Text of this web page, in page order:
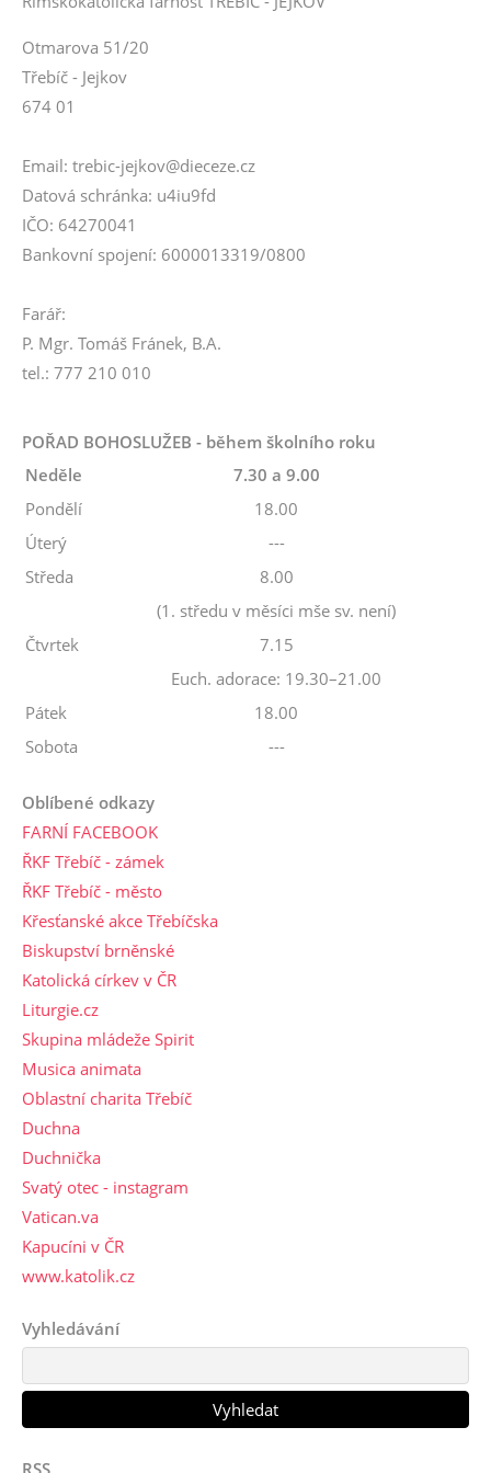
Otmarova 51/20
Třebíč - Jejkov
674 01
Email: trebic-jejkov@dieceze.cz
Datová schránka: u4iu9fd
IČO: 64270041
Bankovní spojení: 6000013319/0800
Farář:
P. Mgr. Tomáš Fránek, B.A.
tel.: 777 210 010
POŘAD BOHOSLUŽEB - během školního roku
Neděle
7.30 a 9.00
Pondělí
18.00
Úterý
---
Středa
8.00
(1. středu v měsíci mše sv. není)
Čtvrtek
7.15
Euch. adorace: 19.30–21.00
Pátek
18.00
Sobota
---
Oblíbené odkazy
FARNÍ FACEBOOK
ŘKF Třebíč - zámek
ŘKF Třebíč - město
Křesťanské akce Třebíčska
Biskupství brněnské
Katolická církev v ČR
Liturgie.cz
Skupina mládeže Spirit
Musica animata
Oblastní charita Třebíč
Duchna
Duchnička
Svatý otec - instagram
Vatican.va
Kapucíni v ČR
www.katolik.cz
Vyhledávání
RSS